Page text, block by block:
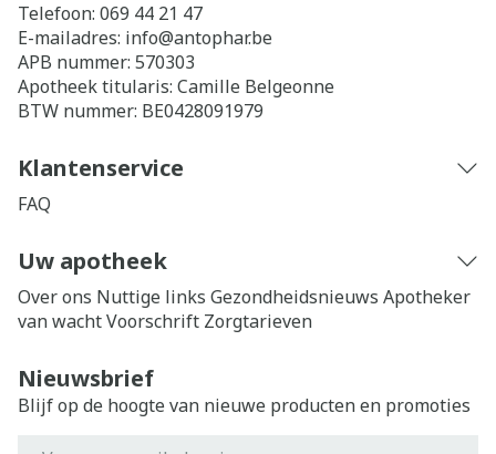
Telefoon: 069 44 21 47
E-mailadres: info@antophar.be
APB nummer: 570303
Apotheek titularis: Camille Belgeonne
BTW nummer: BE0428091979
Klantenservice
FAQ
Uw apotheek
Over ons Nuttige links Gezondheidsnieuws Apotheker
van wachtVoorschrift Zorgtarieven
Nieuwsbrief
Blijf op de hoogte van nieuwe producten en promoties